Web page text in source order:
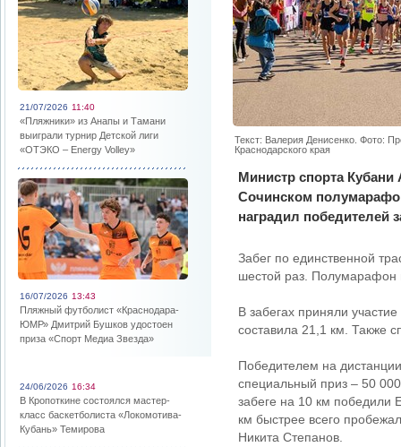
21/07/2026 11:40
«Пляжники» из Анапы и Тамани
выиграли турнир Детской лиги
«ОТЭКО – Energy Volley»
16/07/2026 13:43
Пляжный футболист «Краснодара-
ЮМР» Дмитрий Бушков удостоен
приза «Спорт Медиа Звезда»
24/06/2026 16:34
В Кропоткине состоялся мастер-
класс баскетболиста «Локомотива-
Кубань» Темирова
Текст: Валерия Денисенко. Фото:
Краснодарского края
Министр спорта
Сочинском
наградил победителей
Забег по единственной
шестой раз. Полумарафон
В забегах приняли
составила 21,1 км. Также
Победителем на
специальный приз – 50
забеге на 10 км победили
км быстрее всего
Никита Степанов.